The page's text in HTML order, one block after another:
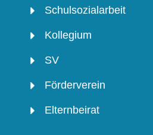
Schulsozialarbeit
Kollegium
SV
Förderverein
Elternbeirat